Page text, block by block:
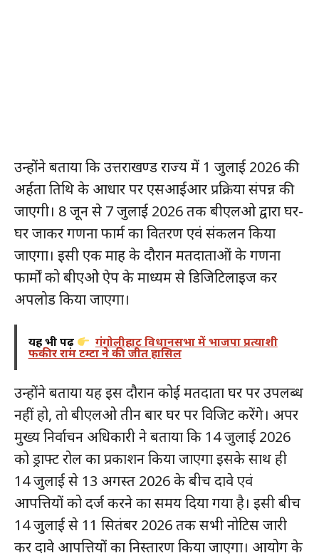
उन्होंने बताया कि उत्तराखण्ड राज्य में 1 जुलाई 2026 की
अर्हता तिथि के आधार पर एसआईआर प्रक्रिया संपन्न की
जाएगी। 8 जून से 7 जुलाई 2026 तक बीएलओ द्वारा घर-
घर जाकर गणना फार्म का वितरण एवं संकलन किया
जाएगा। इसी एक माह के दौरान मतदाताओं के गणना
फार्मों को बीएओ ऐप के माध्यम से डिजिटिलाइज कर
अपलोड किया जाएगा।
यह भी पढ़ें गंगोलीहाट विधानसभा में भाजपा प्रत्याशी
फकीर राम टम्टा ने की जीत हासिल
उन्होंने बताया यह इस दौरान कोई मतदाता घर पर उपलब्ध
नहीं हो, तो बीएलओ तीन बार घर पर विजिट करेंगे। अपर
मुख्य निर्वाचन अधिकारी ने बताया कि 14 जुलाई 2026
को ड्राफ्ट रोल का प्रकाशन किया जाएगा इसके साथ ही
14 जुलाई से 13 अगस्त 2026 के बीच दावे एवं
आपत्तियों को दर्ज करने का समय दिया गया है। इसी बीच
14 जुलाई से 11 सितंबर 2026 तक सभी नोटिस जारी
कर दावे आपत्तियों का निस्तारण किया जाएगा। आयोग के